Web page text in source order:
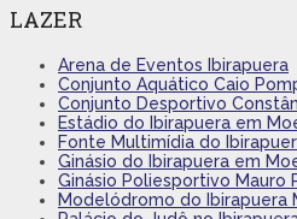
LAZER
Arena de Eventos Ibirapuera
Conjunto Aquático Caio
Conjunto Desportivo
Estádio do Ibirapuera em
Fonte Multimídia do
Ginásio do Ibirapuera em
Ginásio Poliesportivo Mauro
Modelódromo do Ibirapuera